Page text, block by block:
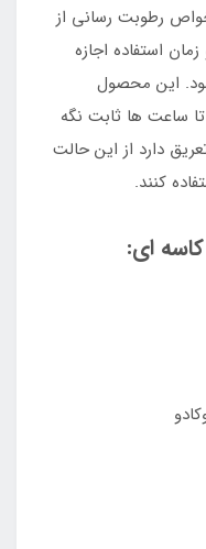
رطوبت رسانی از
استفاده اجازه
این محصول
تا ساعت ها ثابت نگه
دارد از این حالت
کنند.
ای: